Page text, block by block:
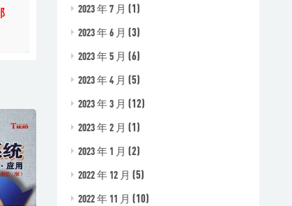
2023 年 7 月 (1)
2023 年 6 月 (3)
2023 年 5 月 (6)
2023 年 4 月 (5)
2023 年 3 月 (12)
2023 年 2 月 (1)
2023 年 1 月 (2)
2022 年 12 月 (5)
2022 年 11 月 (10)